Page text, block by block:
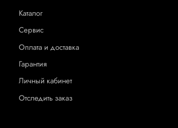
Каталог
Сервис
Оплата и доставка
Гарантия
Личный кабинет
Отследить заказ